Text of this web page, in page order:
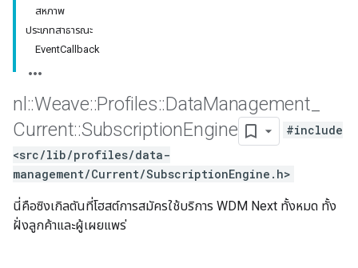
สหภาพ
ประเภทสาธารณะ
EventCallback
nl ::Weave::Profiles::DataManagement
Current::SubscriptionEngine
#include
<src/lib/profiles/data-
management/Current/SubscriptionEngine.h>
นี่คือซิงเกิลตันที่โฮสต์การสมัครใช้บริการ WDM Next ทั้งหมด ทั้ง
ฝั่งลูกค้าและผู้เผยแพร่